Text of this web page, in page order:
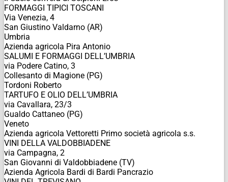
FORMAGGI TIPICI TOSCANI
Via Venezia, 4
San Giustino Valdarno (AR)
Umbria
Azienda agricola Pira Antonio
SALUMI E FORMAGGI DELL’UMBRIA
via Podere Catino, 3
Collesanto di Magione (PG)
Tordoni Roberto
TARTUFO E OLIO DELL’UMBRIA
via Cavallara, 23/3
Gualdo Cattaneo (PG)
Veneto
Azienda agricola Vettoretti Primo società agricola s.s.
VINI DELLA VALDOBBIADENE
via Campagna, 2
San Giovanni di Valdobbiadene (TV)
Azienda Agricola Bardi di Bardi Pancrazio